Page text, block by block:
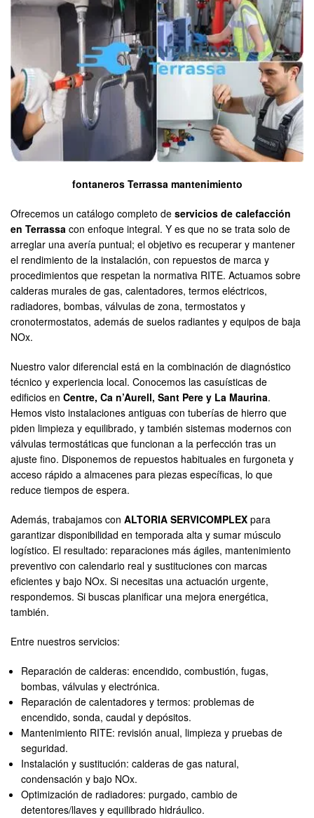
fontaneros Terrassa mantenimiento
Ofrecemos un catálogo completo de servicios de calefacción
en Terrassa con enfoque integral. Y es que no se trata solo de
arreglar una avería puntual; el objetivo es recuperar y mantener
el rendimiento de la instalación, con repuestos de marca y
procedimientos que respetan la normativa RITE. Actuamos sobre
calderas murales de gas, calentadores, termos eléctricos,
radiadores, bombas, válvulas de zona, termostatos y
cronotermostatos, además de suelos radiantes y equipos de baja
NOx.
Nuestro valor diferencial está en la combinación de diagnóstico
técnico y experiencia local. Conocemos las casuísticas de
edificios en Centre, Ca n’Aurell, Sant Pere y La Maurina.
Hemos visto instalaciones antiguas con tuberías de hierro que
piden limpieza y equilibrado, y también sistemas modernos con
válvulas termostáticas que funcionan a la perfección tras un
ajuste fino. Disponemos de repuestos habituales en furgoneta y
acceso rápido a almacenes para piezas específicas, lo que
reduce tiempos de espera.
Además, trabajamos con ALTORIA SERVICOMPLEX para
garantizar disponibilidad en temporada alta y sumar músculo
logístico. El resultado: reparaciones más ágiles, mantenimiento
preventivo con calendario real y sustituciones con marcas
eficientes y bajo NOx. Si necesitas una actuación urgente,
respondemos. Si buscas planificar una mejora energética,
también.
Entre nuestros servicios:
Reparación de calderas: encendido, combustión, fugas,
bombas, válvulas y electrónica.
Reparación de calentadores y termos: problemas de
encendido, sonda, caudal y depósitos.
Mantenimiento RITE: revisión anual, limpieza y pruebas de
seguridad.
Instalación y sustitución: calderas de gas natural,
condensación y bajo NOx.
Optimización de radiadores: purgado, cambio de
detentores/llaves y equilibrado hidráulico.